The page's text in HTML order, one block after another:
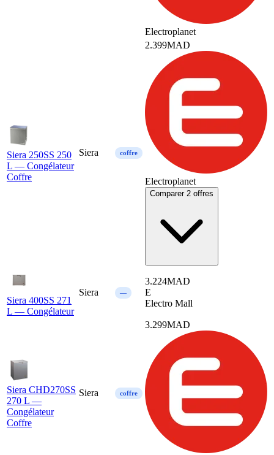
Electroplanet
Siera 250SS 250
L — Congélateur
Coffre
Siera coffre
2.399MAD
Electroplanet
Comparer 2 offres
Siera 400SS 271
L — Congélateur
Siera —
3.224MAD
E
Electro Mall
Siera CHD270SS
270 L —
Congélateur
Coffre
Siera coffre
3.299MAD